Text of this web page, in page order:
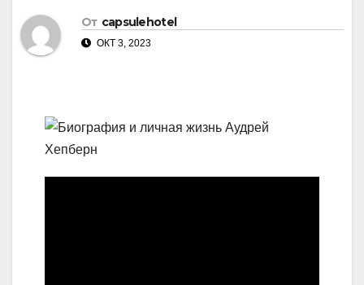
От capsulehotel
ОКТ 3, 2023